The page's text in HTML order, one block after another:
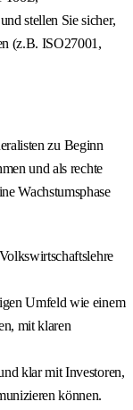
stellen Sie sicher,
(z.B. ISO27001,
zu Beginn
und als rechte
Wachstumsphase
Umfeld wie einem
mit klaren
klar mit Investoren,
können.